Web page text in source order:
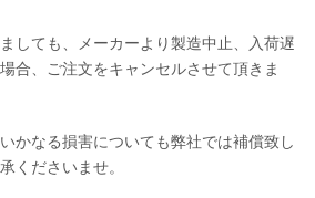
しても、メーカーより製造中止、入荷遅
合、ご注文をキャンセルさせて頂きま
かなる損害についても弊社では補償致し
くださいませ。